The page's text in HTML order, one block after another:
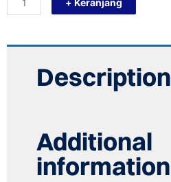
2430
P
COOKWARE
+ Keranjang
Description
Additional
information